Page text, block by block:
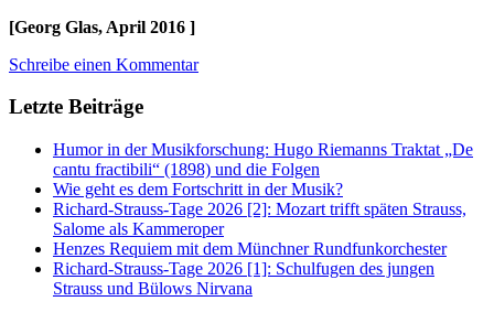
[Georg Glas, April 2016 ]
Schreibe einen Kommentar
Letzte Beiträge
Humor in der Musikforschung: Hugo Riemanns Traktat „De
cantu fractibili“ (1898) und die Folgen
Wie geht es dem Fortschritt in der Musik?
Richard-Strauss-Tage 2026 [2]: Mozart trifft späten Strauss,
Salome als Kammeroper
Henzes Requiem mit dem Münchner Rundfunkorchester
Richard-Strauss-Tage 2026 [1]: Schulfugen des jungen
Strauss und Bülows Nirvana